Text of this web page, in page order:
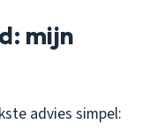
mijn
advies simpel: